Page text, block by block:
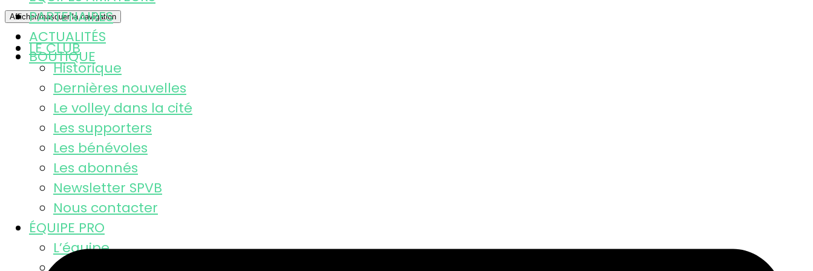
Afficher/masquer la navigation
LE CLUB
Historique
Dernières nouvelles
Le volley dans la cité
Les supporters
Les bénévoles
Les abonnés
Newsletter SPVB
Nous contacter
ÉQUIPE PRO
L’équipe
PARTENAIRES
ACTUALITÉS
BOUTIQUE